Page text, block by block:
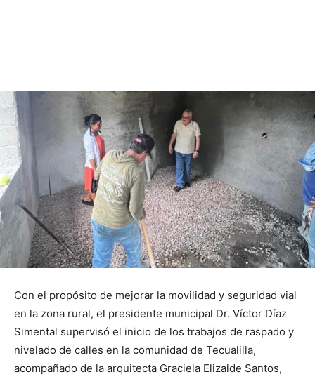
Con el propósito de mejorar la movilidad y seguridad vial
en la zona rural, el presidente municipal Dr. Víctor Díaz
Simental supervisó el inicio de los trabajos de raspado y
nivelado de calles en la comunidad de Tecualilla,
acompañado de la arquitecta Graciela Elizalde Santos,